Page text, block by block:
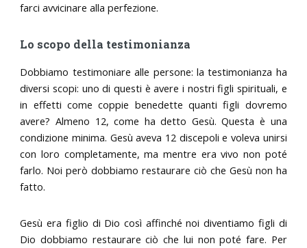
farci avvicinare alla perfezione.
Lo scopo della testimonianza
Dobbiamo testimoniare alle persone: la testimonianza ha
diversi scopi: uno di questi è avere i nostri figli spirituali, e
in effetti come coppie benedette quanti figli dovremo
avere? Almeno 12, come ha detto Gesù. Questa è una
condizione minima. Gesù aveva 12 discepoli e voleva unirsi
con loro completamente, ma mentre era vivo non poté
farlo. Noi però dobbiamo restaurare ciò che Gesù non ha
fatto.
Gesù era figlio di Dio così affinché noi diventiamo figli di
Dio dobbiamo restaurare ciò che lui non poté fare. Per